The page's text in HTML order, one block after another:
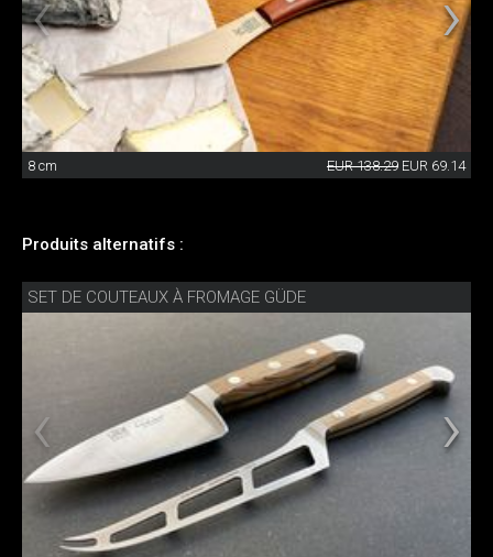
8 cm EUR 138.29 EUR 69.14
Produits alternatifs :
SET DE COUTEAUX À FROMAGE GÜDE